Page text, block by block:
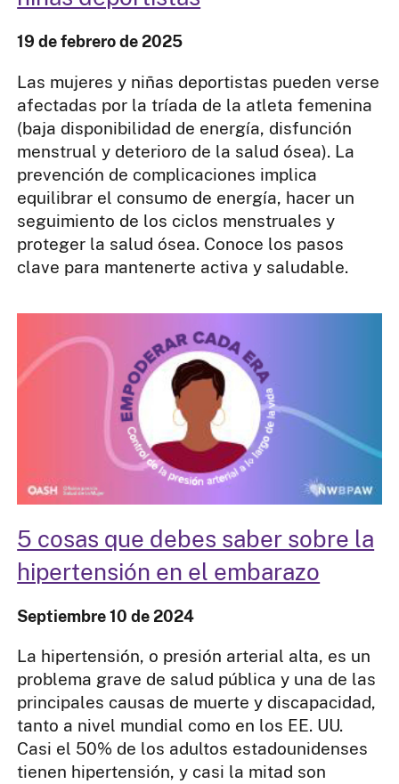
19 de febrero de 2025
Las mujeres y niñas deportistas pueden verse
afectadas por la tríada de la atleta femenina
(baja disponibilidad de energía, disfunción
menstrual y deterioro de la salud ósea). La
prevención de complicaciones implica
equilibrar el consumo de energía, hacer un
seguimiento de los ciclos menstruales y
proteger la salud ósea. Conoce los pasos
clave para mantenerte activa y saludable.
5 cosas que debes saber sobre la
hipertensión en el embarazo
Septiembre 10 de 2024
La hipertensión, o presión arterial alta, es un
problema grave de salud pública y una de las
principales causas de muerte y discapacidad,
tanto a nivel mundial como en los EE. UU.
Casi el 50% de los adultos estadounidenses
tienen hipertensión, y casi la mitad son